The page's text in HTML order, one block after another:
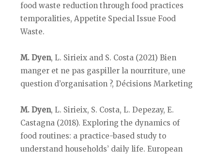
food waste reduction through food practices
temporalities, Appetite Special Issue Food
Waste.
M. Dyen, L. Sirieix and S. Costa (2021) Bien
manger et ne pas gaspiller la nourriture, une
question d’organisation ?, Décisions Marketing
M. Dyen, L. Sirieix, S. Costa, L. Depezay, E.
Castagna (2018). Exploring the dynamics of
food routines: a practice-based study to
understand households’ daily life. European